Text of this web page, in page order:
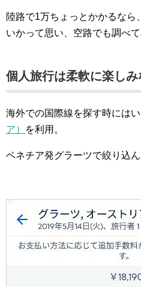
陸路で1万ちょっとかかるなら
いかって思い、空路でも調べ
個人旅行は柔軟に楽し
海外での国際線を探す時には
ア）
を利用。
ベネチア発グラーツで絞り込